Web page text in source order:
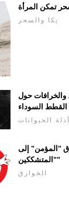
تمكن المرأة
يكا والسحر
والخرافات حول
القطط السوداء
أدلة الحيوانات
"المؤمن" إلى
"المتشككين"
الخوارق